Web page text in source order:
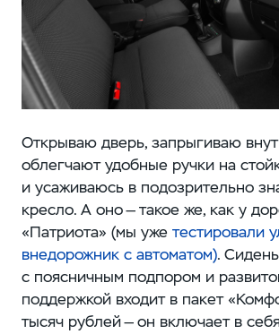
Открываю дверь, запрыгиваю
облегчают удобные ручки на
и усаживаюсь в подозрительно
кресло. А оно — такое же, как у
«Патриота» (мы уже тестировали
внедорожник с автоматом).
с поясничным подпором и
поддержкой входит в пакет
тысяч рублей — он включает в